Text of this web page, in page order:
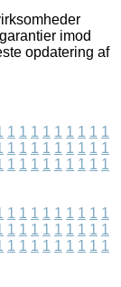
imod
opdatering af
1 1 1 1 1 1 1 1 1
1 1 1 1 1 1 1 1 1
1 1 1 1 1 1 1 1 1
1 1 1 1 1 1 1 1 1
1 1 1 1 1 1 1 1 1
1 1 1 1 1 1 1 1 1